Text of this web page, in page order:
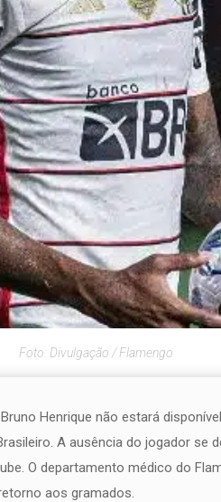
Foto: Divulgação / Flamengo
Henrique não estará
A ausência do jogador se
O departamento médico do
aos gramados.